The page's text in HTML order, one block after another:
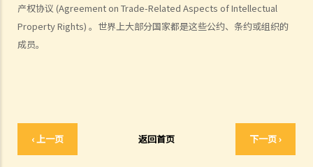
产权协议 (Agreement on Trade-Related Aspects of Intellectual
Property Rights) 。世界上大部分国家都是这些公约、条约或组织的
成员。
‹ 上一页 返回首页 下一页 ›
10. 版权拥有人可否转让其作品的版权予他人？
11. 版权转让和版权特许，有甚么分别？
12. 就版权法而言，甚么是精神权利？
15. 一名自由身的电脑程式员，撰写了一个电脑程式，用以记录我公司